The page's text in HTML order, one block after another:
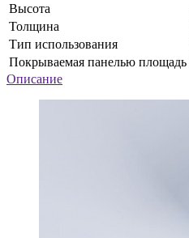
Высота
Толщина
Тип использования
Покрываемая панелью площадь
Описание